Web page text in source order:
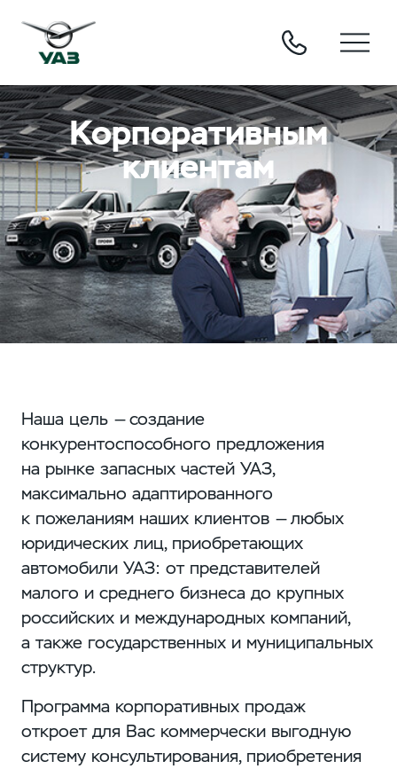
Корпоративным
клиентам
Наша цель — создание
конкурентоспособного предложения
на рынке запасных частей УАЗ,
максимально адаптированного
к пожеланиям наших клиентов — любых
юридических лиц, приобретающих
автомобили УАЗ: от представителей
малого и среднего бизнеса до крупных
российских и международных компаний,
а также государственных и муниципальных
структур.
Программа корпоративных продаж
откроет для Вас коммерчески выгодную
систему консультирования, приобретения